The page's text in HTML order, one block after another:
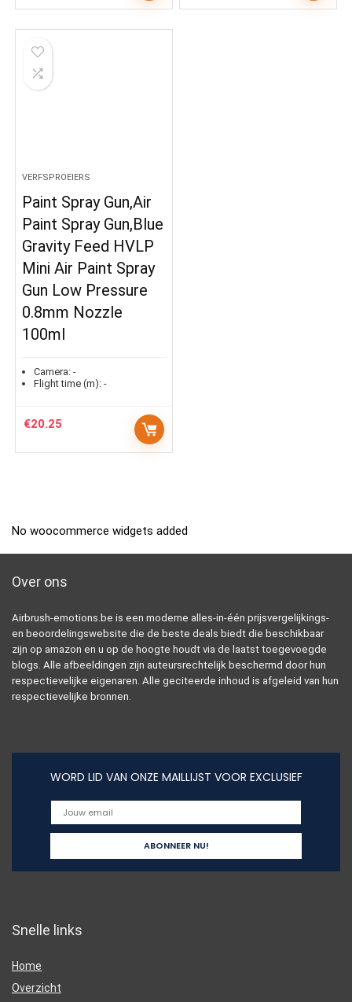
VERFSPROEIERS
Paint Spray Gun,Air
Paint Spray Gun,Blue
Gravity Feed HVLP
Mini Air Paint Spray
Gun Low Pressure
0.8mm Nozzle
100ml
Camera: -
Flight time (m): -
€20.25
No woocommerce widgets added
Over ons
Airbrush-emotions.be is een moderne alles-in-één prijsvergelijkings-
en beoordelingswebsite die de beste deals biedt die beschikbaar
zijn op amazon en u op de hoogte houdt via de laatst toegevoegde
blogs. Alle afbeeldingen zijn auteursrechtelijk beschermd door hun
respectievelijke eigenaren. Alle geciteerde inhoud is afgeleid van hun
respectievelijke bronnen.
WORD LID VAN ONZE MAILLIJST VOOR EXCLUSIEF
Snelle links
Home
Overzicht